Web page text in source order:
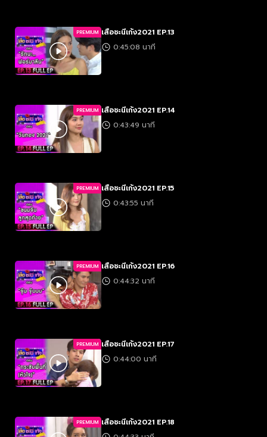
PREMIUM เสือชะนีเก้ง2021 EP.13
0:45:08 นาที
PREMIUM เสือชะนีเก้ง2021 EP.14
0:43:49 นาที
PREMIUM เสือชะนีเก้ง2021 EP.15
0:43:55 นาที
PREMIUM เสือชะนีเก้ง2021 EP.16
0:44:32 นาที
PREMIUM เสือชะนีเก้ง2021 EP.17
0:44:00 นาที
PREMIUM เสือชะนีเก้ง2021 EP.18